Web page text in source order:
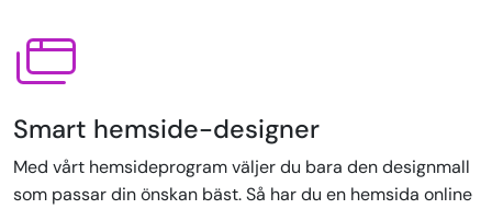
Smart hemside-designer
Med vårt hemsideprogram väljer du bara den designmall
som passar din önskan bäst. Så har du en hemsida online